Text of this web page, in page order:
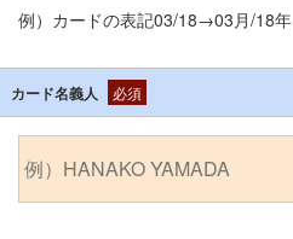
例）カードの表記03/18→03月/18年
カード名義人 必須